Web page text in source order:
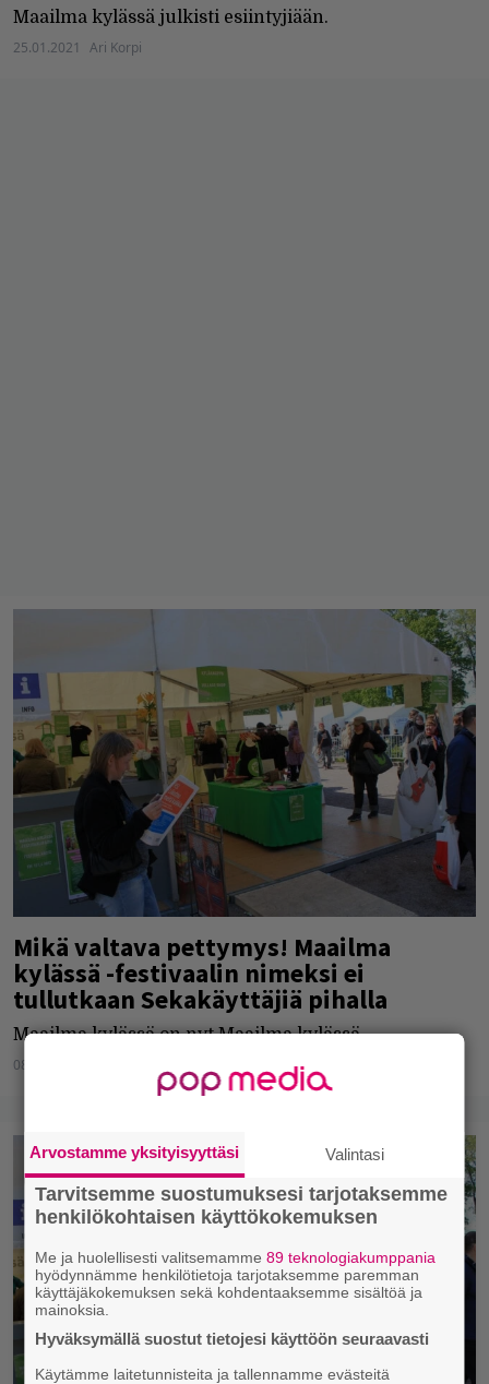
Maailma kylässä julkisti esiintyjiään.
25.01.2021 Ari Korpi
Mikä valtava pettymys! Maailma
kylässä -festivaalin nimeksi ei
tullutkaan Sekakäyttäjiä pihalla
Maailma kylässä on nyt Maailma kylässä.
08.06.2020
Arvostamme yksityisyyttäsi Valintasi
Tarvitsemme suostumuksesi tarjotaksemme
henkilökohtaisen käyttökokemuksen
Me ja huolellisesti valitsemamme89 teknologiakumppania
hyödynnämme henkilötietoja tarjotaksemme paremman
käyttäjäkokemuksen sekä kohdentaaksemme sisältöä ja
mainoksia.
Hyväksymällä suostut tietojesi käyttöön seuraavasti
Käytämme laitetunnisteita ja tallennamme evästeitä